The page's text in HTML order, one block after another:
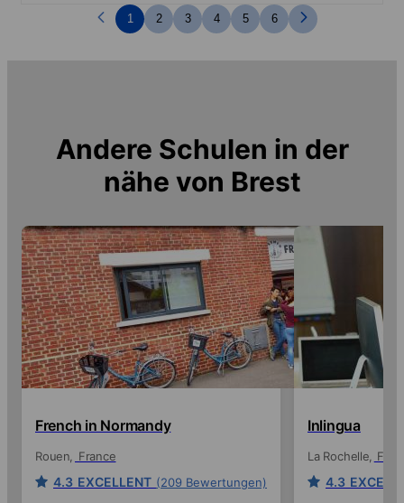
Allerdings ist alles vorhanden, was man
für ein erfolgreiches Lernen benötigt.
1 2 3 4 5 6
Andere Schulen in der
nähe von Brest
French in Normandy
Rouen France
4.3 EXCELLENT (209 Bewertungen)
Inlingua
La Rochelle
4.3